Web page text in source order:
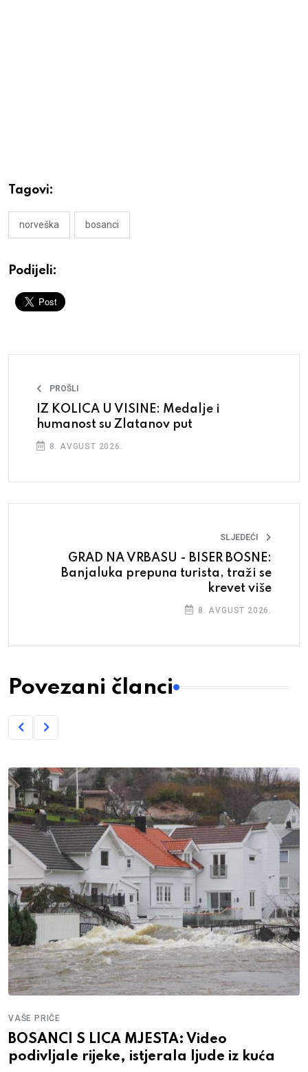
Tagovi:
norveška bosanci
Podijeli:
PROŠLI
IZ KOLICA U VISINE: Medalje i
humanost su Zlatanov put
8. AVGUST 2026.
SLJEDEĆI
GRAD NA VRBASU - BISER BOSNE:
Banjaluka prepuna turista, traži se
krevet više
8. AVGUST 2026.
Povezani članci
VAŠE PRIČE
BOSANCI S LICA MJESTA: Video
podivljale rijeke, istjerala ljude iz kuća